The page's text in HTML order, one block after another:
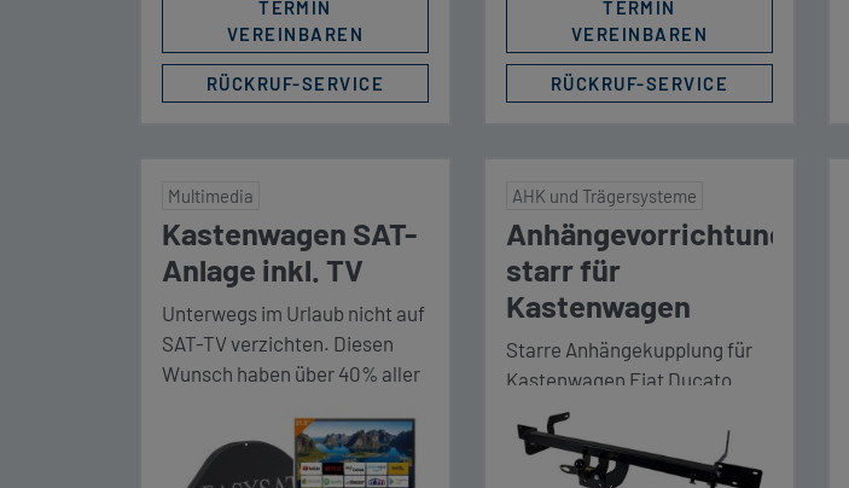
TERMIN
VEREINBAREN
RÜCKRUF-SERVICE
TERMIN
VEREINBAREN
RÜCKRUF-SERVICE
Multimedia
Kastenwagen SAT-
Anlage inkl. TV
Unterwegs im Urlaub nicht auf
SAT-TV verzichten. Diesen
Wunsch haben über 40% aller
Wunsch hiermit explizit für
deinen Kastenwagen. Die
AHK und Trägersysteme
Anhängevorrichtung
starr für
Kastenwagen
Starre Anhängekupplung für
Kastenwagen Fiat Ducato
X250/X290, geeignet für
Fahrradträger. Hinweis für
Nutzung mit Fahrradträger: